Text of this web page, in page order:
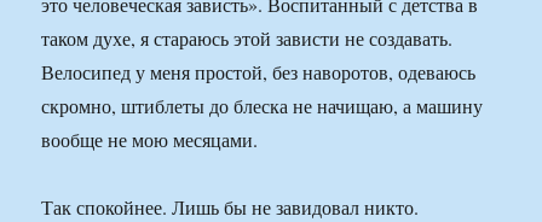
таком духе, я стараюсь этой зависти не создавать.
Велосипед у меня простой, без наворотов, одеваюсь
скромно, штиблеты до блеска не начищаю, а машину
вообще не мою месяцами.
Так спокойнее. Лишь бы не завидовал никто.